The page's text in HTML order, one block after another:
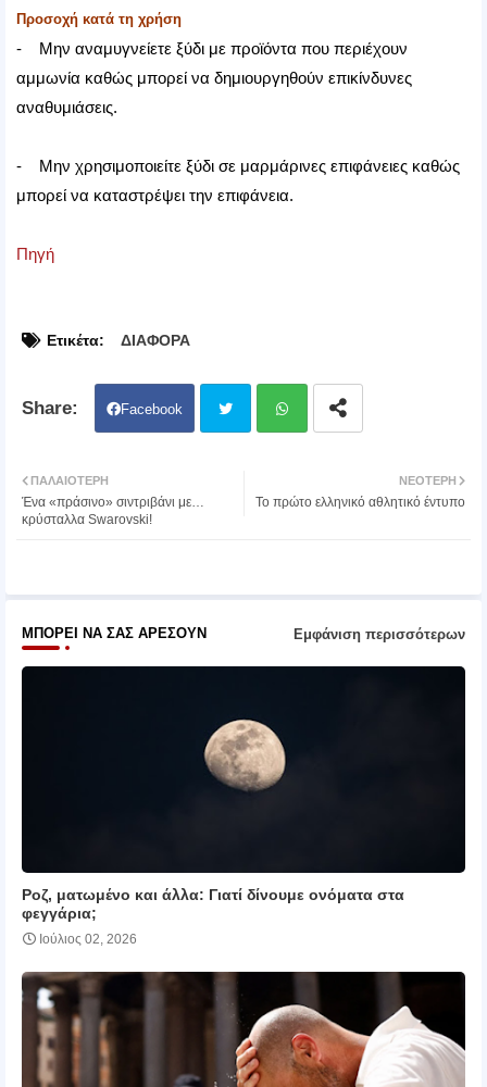
Προσοχή κατά τη χρήση
- Μην αναμυγνείετε ξύδι με προϊόντα που περιέχουν
αμμωνία καθώς μπορεί να δημιουργηθούν επικίνδυνες
αναθυμιάσεις.
- Μην χρησιμοποιείτε ξύδι σε μαρμάρινες επιφάνειες καθώς
μπορεί να καταστρέψει την επιφάνεια.
Πηγή
Ετικέτα: ΔΙΑΦΟΡΑ
Facebook
atsa
ΝΕΌΤΕΡΗ
Το πρώτο ελληνικό αθλητικό έντυπο
ΠΑΛΑΙΌΤΕΡΗ
Ένα «πράσινο» σιντριβάνι με…
κρύσταλλα Swarovski!
ΜΠΟΡΕΊ ΝΑ ΣΑΣ ΑΡΈΣΟΥΝ Εμφάνιση περισσότερων
Ροζ, ματωμένο και άλλα: Γιατί δίνουμε ονόματα στα
φεγγάρια;
Ιούλιος 02, 2026